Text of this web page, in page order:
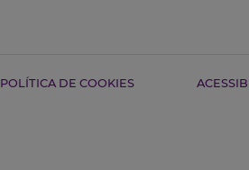
POLÍTICA DE COOKIES